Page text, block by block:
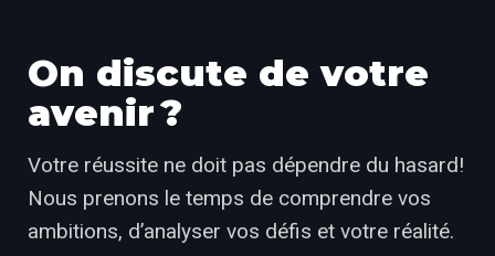
On discute de votre
avenir ?
Votre réussite ne doit pas dépendre du hasard!
Nous prenons le temps de comprendre vos
ambitions, d’analyser vos défis et votre réalité.